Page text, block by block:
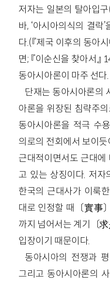
저자는 일본의 탈아입
바, ‘아시아의식의 결락
다.(『제국 이후의 동아
면; 『이순신을 찾아서』
동아시아론이 마주 선다.
단재는 동아시아론의
아론을 위장된 침략주
동아시아론을 적극 수
의로의 전회에서 보이
근대적이면서도 근대
고 있는 상징이다. 저자
한국의 근대사가 이룩
대로 인정할 때〔實事
까지 넘어서는 계기〔
입장이기 때문이다.
동아시아의 전쟁과 평
그리고 동아시아론의